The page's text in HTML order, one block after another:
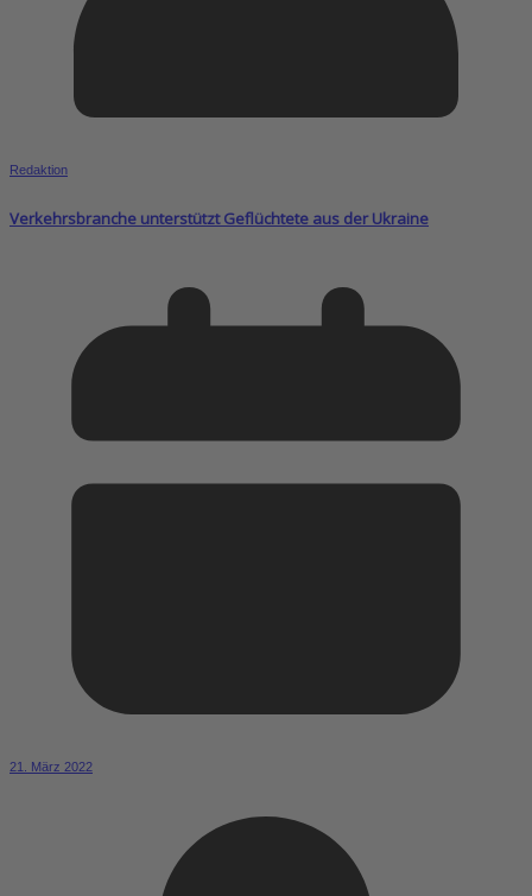
Redaktion
Verkehrsbranche unterstützt Geflüchtete aus der Ukraine
21. März 2022